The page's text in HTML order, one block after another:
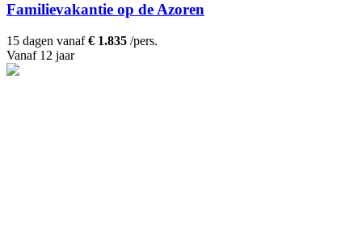
Familievakantie op de Azoren
15 dagen vanaf€ 1.835 /pers.
Vanaf 12 jaar